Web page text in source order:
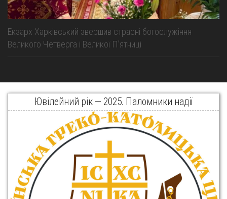
Екзарх Харківський звершив страсні богослужіння
Великого Четверга і Великої Пʼятниці
Ювілейний рік — 2025. Паломники надії